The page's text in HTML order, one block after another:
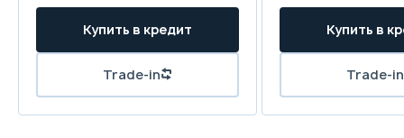
Купить в кредит
Trade-in
Купить в
Trade-in